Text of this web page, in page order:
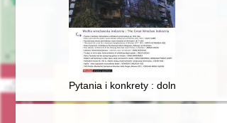
Pytania i konkrety : dolnośląska